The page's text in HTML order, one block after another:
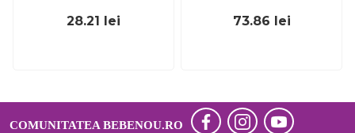
28.21 lei 73.86 lei
COMUNITATEA BEBENOU.RO